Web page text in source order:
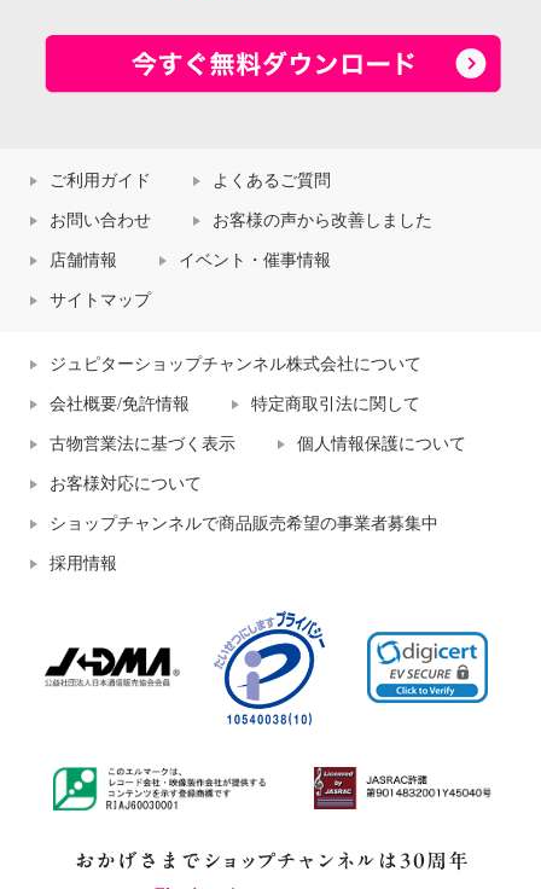
ご利用ガイド よくあるご質問
お問い合わせ お客様の声から改善しました
店舗情報 イベント・催事情報
サイトマップ
ジュピターショップチャンネル株式会社について
会社概要/免許情報 特定商取引法に関して
古物営業法に基づく表示 個人情報保護について
お客様対応について
ショップチャンネルで商品販売希望の事業者募集中
採用情報